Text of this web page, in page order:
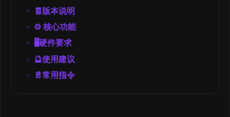
🧾版本说明
⚙️ 核心功能
🖥️硬件要求
🔮使用建议
📄常用指令